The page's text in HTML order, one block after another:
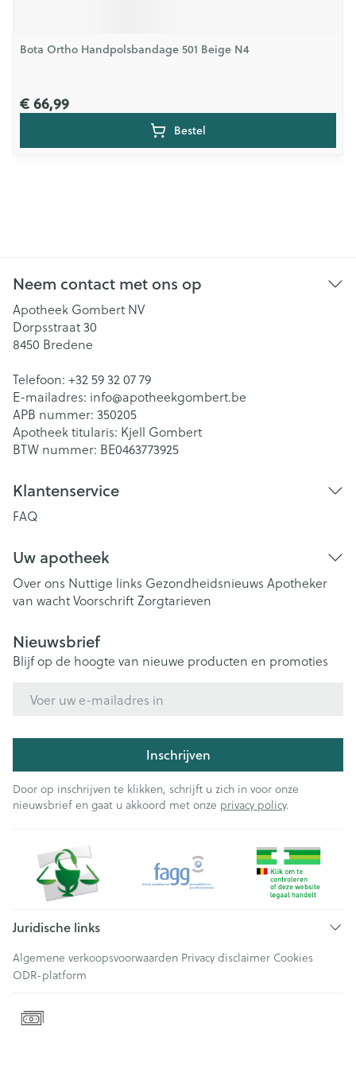
Bota Ortho Handpolsbandage 501 Beige N4
€ 66,99
Bestel
Neem contact met ons op
Apotheek Gombert NV
Dorpsstraat 30
8450 Bredene
Telefoon: +32 59 32 07 79
E-mailadres: info@apotheekgombert.be
APB nummer: 350205
Apotheek titularis: Kjell Gombert
BTW nummer: BE0463773925
Klantenservice
FAQ
Uw apotheek
Over ons Nuttige links Gezondheidsnieuws Apotheker
van wachtVoorschriftZorgtarieven
Nieuwsbrief
Blijf op de hoogte van nieuwe producten en promoties
Inschrijven
Door op inschrijven te klikken, schrijft u zich in voor onze
nieuwsbrief en gaat u akkoord met onze privacy policy.
Juridische links
Algemene verkoopsvoorwaarden Privacy disclaimer Cookies
ODR-platform